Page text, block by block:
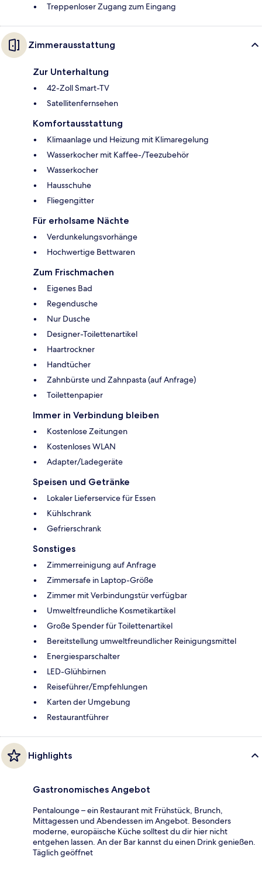
Treppenloser Zugang zum Eingang
Zimmerausstattung
Zur Unterhaltung
42-Zoll Smart-TV
Satellitenfernsehen
Komfortausstattung
Klimaanlage und Heizung mit Klimaregelung
Wasserkocher mit Kaffee-/Teezubehör
Wasserkocher
Hausschuhe
Fliegengitter
Für erholsame Nächte
Verdunkelungsvorhänge
Hochwertige Bettwaren
Zum Frischmachen
Eigenes Bad
Regendusche
Nur Dusche
Designer-Toilettenartikel
Haartrockner
Handtücher
Zahnbürste und Zahnpasta (auf Anfrage)
Toilettenpapier
Immer in Verbindung bleiben
Kostenlose Zeitungen
Kostenloses WLAN
Adapter/Ladegeräte
Speisen und Getränke
Lokaler Lieferservice für Essen
Kühlschrank
Gefrierschrank
Sonstiges
Zimmerreinigung auf Anfrage
Zimmersafe in Laptop-Größe
Zimmer mit Verbindungstür verfügbar
Umweltfreundliche Kosmetikartikel
Große Spender für Toilettenartikel
Bereitstellung umweltfreundlicher Reinigungsmittel
Energiesparschalter
LED-Glühbirnen
Reiseführer/Empfehlungen
Karten der Umgebung
Restaurantführer
Highlights
Gastronomisches Angebot
Pentalounge – ein Restaurant mit Frühstück, Brunch,
Mittagessen und Abendessen im Angebot. Besonders
moderne, europäische Küche solltest du dir hier nicht
entgehen lassen. An der Bar kannst du einen Drink genießen.
Täglich geöffnet